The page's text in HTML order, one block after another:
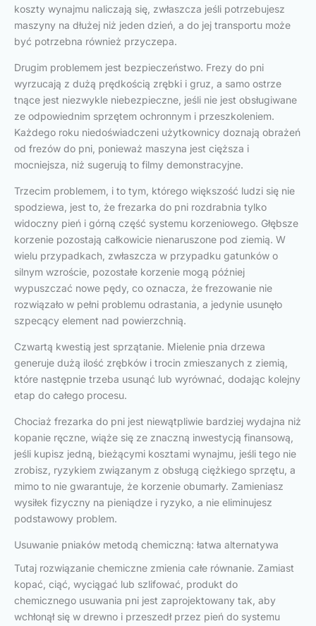
koszty wynajmu naliczają się, zwłaszcza jeśli potrzebujesz
maszyny na dłużej niż jeden dzień, a do jej transportu może
być potrzebna również przyczepa.
Drugim problemem jest bezpieczeństwo. Frezy do pni
wyrzucają z dużą prędkością zrębki i gruz, a samo ostrze
tnące jest niezwykle niebezpieczne, jeśli nie jest obsługiwane
ze odpowiednim sprzętem ochronnym i przeszkoleniem.
Każdego roku niedoświadczeni użytkownicy doznają obrażeń
od frezów do pni, ponieważ maszyna jest cięższa i
mocniejsza, niż sugerują to filmy demonstracyjne.
Trzecim problemem, i to tym, którego większość ludzi się nie
spodziewa, jest to, że frezarka do pni rozdrabnia tylko
widoczny pień i górną część systemu korzeniowego. Głębsze
korzenie pozostają całkowicie nienaruszone pod ziemią. W
wielu przypadkach, zwłaszcza w przypadku gatunków o
silnym wzroście, pozostałe korzenie mogą później
wypuszczać nowe pędy, co oznacza, że frezowanie nie
rozwiązało w pełni problemu odrastania, a jedynie usunęło
szpecący element nad powierzchnią.
Czwartą kwestią jest sprzątanie. Mielenie pnia drzewa
generuje dużą ilość zrębków i trocin zmieszanych z ziemią,
które następnie trzeba usunąć lub wyrównać, dodając kolejny
etap do całego procesu.
Chociaż frezarka do pni jest niewątpliwie bardziej wydajna niż
kopanie ręczne, wiąże się ze znaczną inwestycją finansową,
jeśli kupisz jedną, bieżącymi kosztami wynajmu, jeśli tego nie
zrobisz, ryzykiem związanym z obsługą ciężkiego sprzętu, a
mimo to nie gwarantuje, że korzenie obumarły. Zamieniasz
wysiłek fizyczny na pieniądze i ryzyko, a nie eliminujesz
podstawowy problem.
Usuwanie pniaków metodą chemiczną: łatwa alternatywa
Tutaj rozwiązanie chemiczne zmienia całe równanie. Zamiast
kopać, ciąć, wyciągać lub szlifować, produkt do
chemicznego usuwania pni jest zaprojektowany tak, aby
wchłonął się w drewno i przeszedł przez pień do systemu